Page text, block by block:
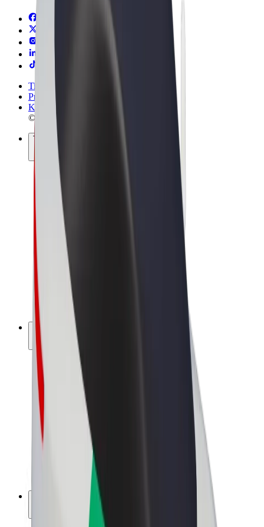
Tingimused
Privaatsus
Küpsised
© 2026 Bolt Technology OÜ
Teenused
Sõidud
Tõukerattad
Bolt Market
Bolt Food
Bolt Drive
Bolt for Business
Elektrijalgrattad
Bolt Plus
Teeni Boltiga
Juhi sissetulek
Kulleri sissetulek
Bolt Food restoranidele ja poodidele
Sõidukipargid